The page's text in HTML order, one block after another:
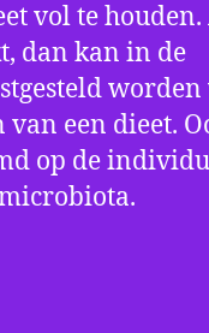
vol te houden.
dan kan in de
een dieet.
op de